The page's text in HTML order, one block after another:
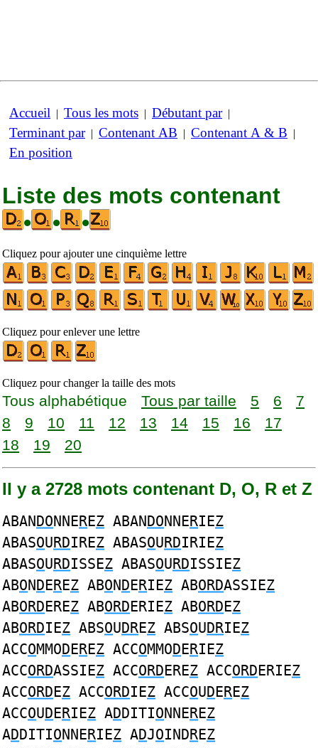
Accueil | Tous les mots | Débutant par|
Terminant par| Contenant AB | Contenant A & B |
En position
Liste des mots contenant
•
• •
Cliquez pour ajouter une cinquième lettre
Cliquez pour enlever une lettre
Cliquez pour changer la taille des mots
Tous alphabétique Tous par taille 5 6
7
8
9 10 11 12 13 14 15 16
17
18
19 20
Il y a 2728 mots contenant D, O, R et Z
ABANDONNEREZ ABANDONNERIEZ
ABASOURDIREZ ABASOURDIRIEZ
ABASOURDISSEZ ABASOURDISSIEZ
ABONDEREZ ABONDERIEZ ABORDASSIEZ
ABORDEREZ ABORDERIEZ ABORDEZ
ABORDIEZ ABSOUDREZ ABSOUDRIEZ
ACCOMMODEREZ ACCOMMODERIEZ
ACCORDASSIEZ ACCORDEREZ ACCORDERIEZ
ACCORDEZ ACCORDIEZ ACCOUDEREZ
ACCOUDERIEZ ADDITIONNEREZ
ADDITIONNERIEZ ADJOINDREZ